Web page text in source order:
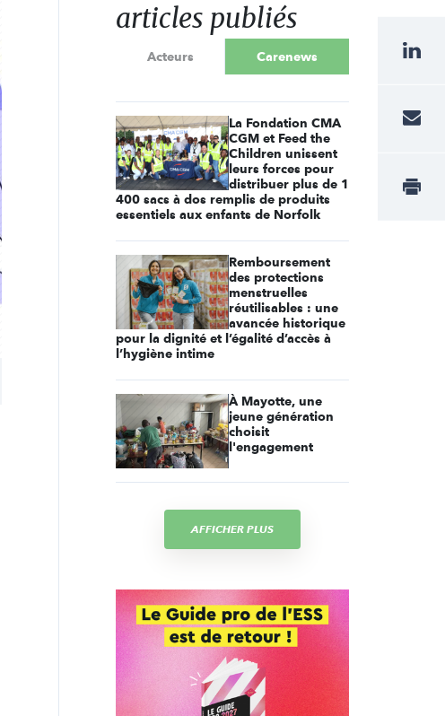
articles publiés
Acteurs Carenews
La Fondation CMA
CGM et Feed the
Children unissent
leurs forces pour
distribuer plus de 1
400 sacs à dos remplis de produits
essentiels aux enfants de Norfolk
Remboursement
des protections
menstruelles
réutilisables : une
avancée historique
pour la dignité et l’égalité d’accès à
l’hygiène intime
À Mayotte, une
jeune génération
choisit
l'engagement
AFFICHER PLUS